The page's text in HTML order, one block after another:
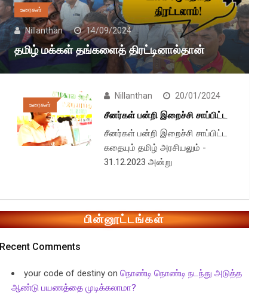
உரைகள்
Nillanthan 14/09/2024
தமிழ் மக்கள் தங்களைத் திரட்டினால்தான்
உரைகள்
Nillanthan 20/01/2024
சீனர்கள் பன்றி இறைச்சி சாப்பிட்ட
சீனர்கள் பன்றி இறைச்சி சாப்பிட்ட
கதையும் தமிழ் அரசியலும் -
31.12.2023 அன்று
பின்னூட்டங்கள்
Recent Comments
your code of destinyon நொண்டி நொண்டி நடந்து அடுத்த
ஆண்டு பயணத்தை முடிக்கலாமா?